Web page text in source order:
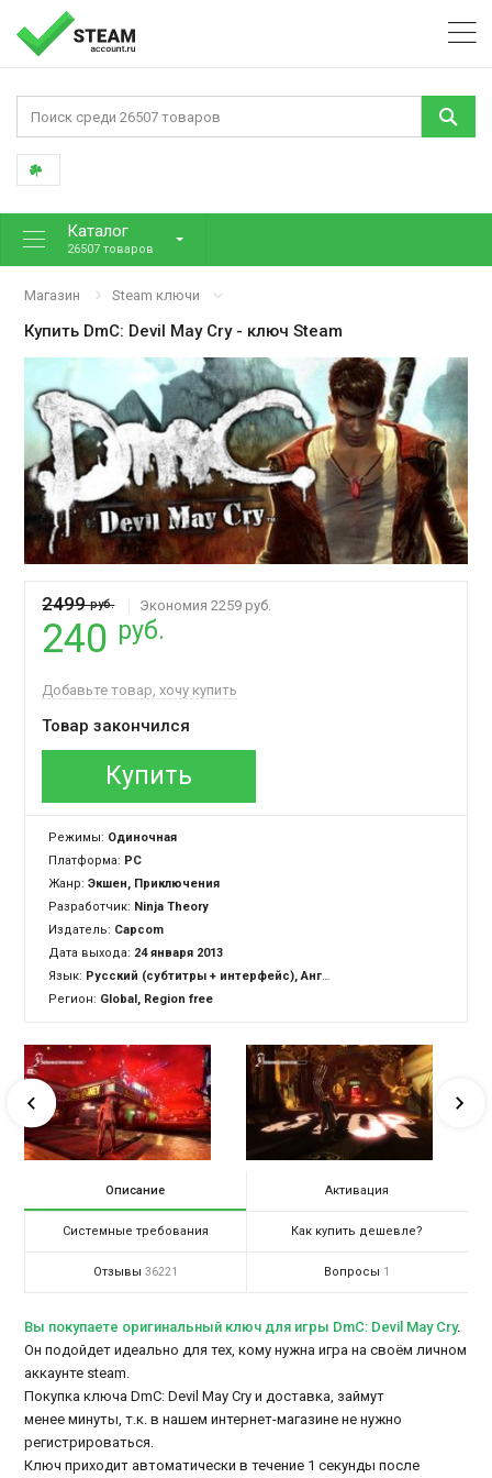
Каталог
26507 товаров
Магазин Steam ключи
Купить DmC: Devil May Cry- ключ Steam
2499руб. Экономия 2259 руб.
240 руб.
Добавьте товар, хочу купить
Товар закончился
Купить
Режимы: Одиночная
Платформа: PC
Жанр:Экшен, Приключения
Разработчик: Ninja Theory
Издатель: Capcom
Дата выхода: 24 января 2013
Язык: Русский (субтитры + интерфейс), Английский (озвучка + субтитры + интерфейс)
Регион: Global, Region free
Описание Активация
Системные требования Как купить дешевле?
Отзывы 36221 Вопросы 1
Вы покупаете оригинальный ключ для игры DmC: Devil May Cry.
Он подойдет идеально для тех, кому нужна игра на своём личном
аккаунте steam.
Покупка ключа DmC: Devil May Cry и доставка, займут
менее минуты, т.к. в нашем интернет-магазине не нужно
регистрироваться.
Ключ приходит автоматически в течение 1 секунды после